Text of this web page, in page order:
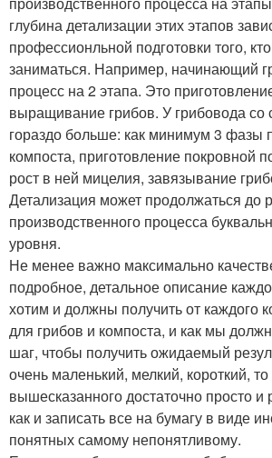
глубина детализации этих этапов
профессионльной подготовки того,
заниматься. Например, начинающий
процесс на 2 этапа. Это
выращивание грибов. У грибовода со
гораздо больше: как минимум 3 фазы
компоста, приготовление покровной
рост в ней мицелия, завязывание
Детализация может продолжаться до
производственного процесса
уровня.
Не менее важно максимально
подробное, детальное описание
хотим и должны получить от каждого
для грибов и компоста, и как мы
шаг, чтобы получить ожидаемый
очень маленький, мелкий, короткий,
вышесказанного достаточно просто и
как и записать все на бумагу в виде
понятных самому непонятливому.